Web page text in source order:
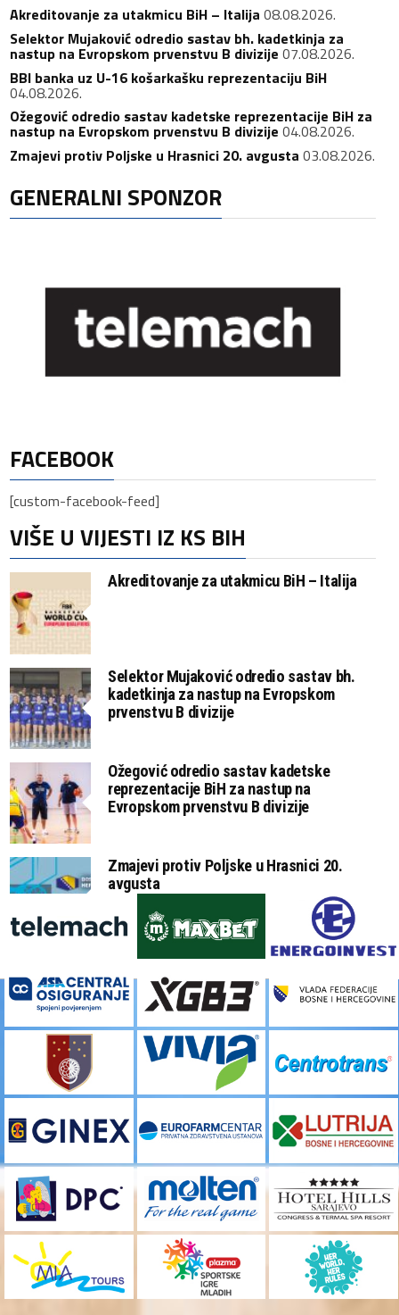
Akreditovanje za utakmicu BiH – Italija 08.08.2026.
Selektor Mujaković odredio sastav bh. kadetkinja za
nastup na Evropskom prvenstvu B divizije 07.08.2026.
BBI banka uz U-16 košarkašku reprezentaciju BiH
04.08.2026.
Ožegović odredio sastav kadetske reprezentacije BiH za
nastup na Evropskom prvenstvu B divizije 04.08.2026.
Zmajevi protiv Poljske u Hrasnici 20. avgusta 03.08.2026.
GENERALNI SPONZOR
FACEBOOK
[custom-facebook-feed]
VIŠE U VIJESTI IZ KS BIH
Akreditovanje za utakmicu BiH – Italija
Selektor Mujaković odredio sastav bh.
kadetkinja za nastup na Evropskom
prvenstvu B divizije
Ožegović odredio sastav kadetske
reprezentacije BiH za nastup na
Evropskom prvenstvu B divizije
Zmajevi protiv Poljske u Hrasnici 20.
avgusta